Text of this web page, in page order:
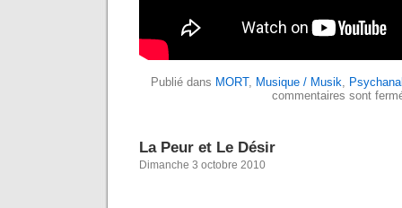
Publié dans MORT, Musique / Musik,
commentaires sont
La Peur et Le Désir
Dimanche 3 octobre 2010